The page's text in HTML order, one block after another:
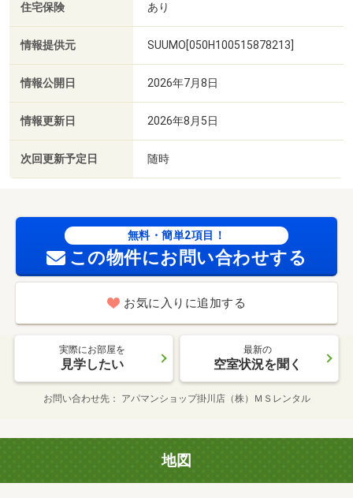
住宅保険 あり
情報提供元 SUUMO[050H100515878213]
情報公開日 2026年7月8日
情報更新日 2026年8月5日
次回更新予定日 随時
無料・簡単2項目！
この物件にお問い合わせする
お気に入りに追加する
実際にお部屋を
見学したい
最新の
空室状況を聞く
お問い合わせ先 アパマンショップ掛川店（株）ＭＳレンタル
地図